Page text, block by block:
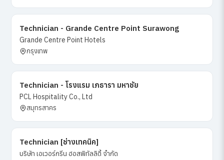
Technician - Grande Centre Point Surawong
Grande Centre Point Hotels
กรุงเทพ
Technician - โรงแรม เภธารา มหาชัย
PCL Hospitality Co., Ltd
สมุทรสาคร
Technician [ช่างเทคนิค]
บริษัท เอเวอร์กรีน ฮอสพิทัลลิตี้ จำกัด